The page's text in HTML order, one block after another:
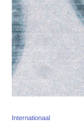
Internationaal